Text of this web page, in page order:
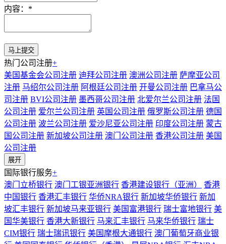
内容： *
热门公司注册+
美国基金会公司注册 迪拜公司注册 澳洲公司注册 萨摩亚公司
注册 马绍尔公司注册 阿根廷公司注册 开曼公司注册 巴拿马公
司注册 BVI公司注册 墨西哥公司注册 北爱尔兰公司注册 法国
公司注册 爱尔兰公司注册 英国公司注册 俄罗斯公司注册 德国
公司注册 波兰公司注册 爱沙尼亚公司注册 印度公司注册 蒙古
国公司注册 新加坡公司注册 澳门公司注册 香港公司注册 美国
公司注册
展开
国际银行服务+
澳门立桥银行 澳门工银亚洲银行 香港建设银行（亚洲）
香港
中国银行 香港汇丰银行 华侨NRA银行 新加坡华侨银行 新加
坡汇丰银行 新加坡马来亚银行 美国富港银行 瑞士富地银行 美
国华美银行 香港大新银行 马来汇丰银行 马来华侨银行 瑞士
CIM银行 瑞士瑞讯银行 美国摩根大通银行 澳门葡萄牙商业银